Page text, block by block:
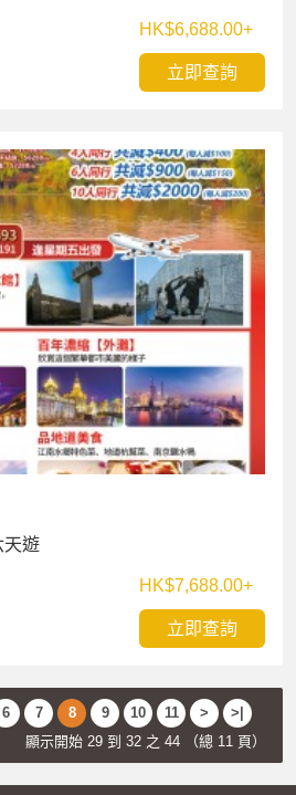
HK$6,688.00+
立即查詢
天遊
HK$7,688.00+
立即查詢
6 7 8 9 10 11 >
>|
顯示開始 29 到 32 之 44 （總 11 頁）